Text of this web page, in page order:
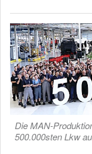
Die MAN-
500.000sten Lkw